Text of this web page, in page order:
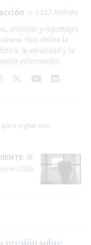
1227 Artículo
crónicas y reportajes
Nos define la
la veracidad y la
información.
para vigilar sus
en 2026